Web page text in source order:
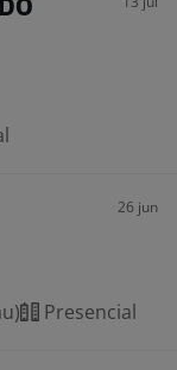
26 jun
Presencial